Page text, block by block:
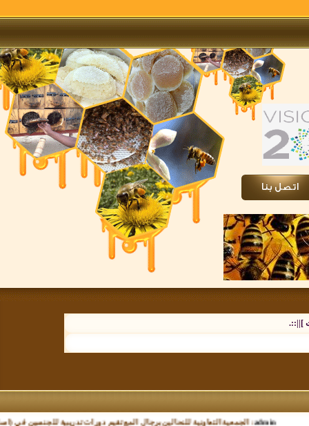
بنا
:الجمعية التعاونية للنحالين برجال المع تقيم دورات تدريبية للجنسين في